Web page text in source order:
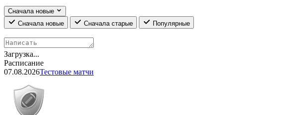
Сначала новые
Сначала новые
Сначала старые Популярные
Загрузка...
Расписание
07.08.2026Тестовые матчи